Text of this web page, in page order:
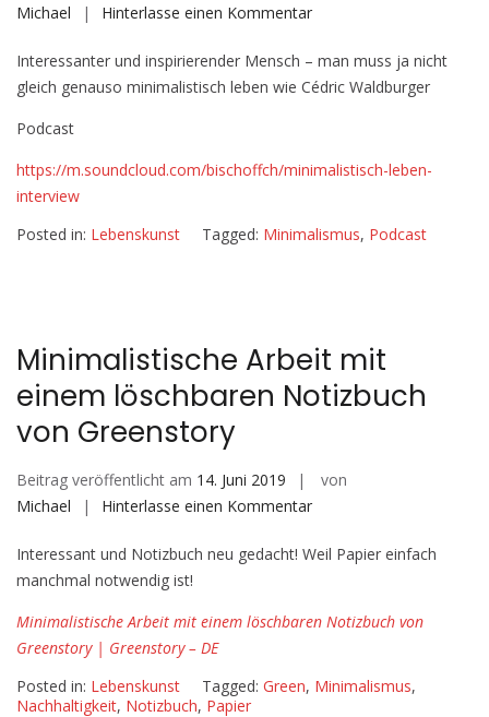
Michael
Hinterlasse einen Kommentarauf
leben
–
Cédric
Interessanter und inspirierender Mensch – man muss ja nicht
gleich genauso minimalistisch leben wie Cédric Waldburger
Podcast
https://m.soundcloud.com/bischoffch/minimalistisch-leben-
interview
Posted in: Lebenskunst Tagged: Minimalismus, Podcast
Minimalistische Arbeit mit
einem löschbaren Notizbuch
von Greenstory
Beitrag veröffentlicht am 14. Juni 2019
von
Michael
Hinterlasse einen Kommentarauf
Arbeit
von
Interessant und Notizbuch neu gedacht! Weil Papier einfach
manchmal notwendig ist!
Minimalistische Arbeit mit einem löschbaren Notizbuch von
Greenstory | Greenstory – DE
Posted in: Lebenskunst Tagged: Green, Minimalismus,
Nachhaltigkeit, Notizbuch, Papier